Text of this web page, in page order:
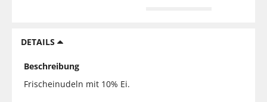
DETAILS
Beschreibung
Frischeinudeln mit 10% Ei.